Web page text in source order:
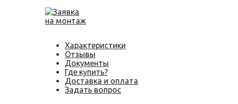
Заявка
на монтаж
Характеристики
Отзывы
Документы
Где купить?
Доставка и оплата
Задать вопрос